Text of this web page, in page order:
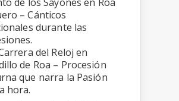
– Cánticos
durante las
del Reloj en
de Roa – Procesión
que narra la Pasión
hora.